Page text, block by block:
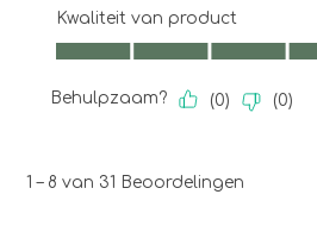
Kwaliteit van product
Kwaliteit van product, 4.0 van 5
Behulpzaam? (0) (0)
1 – 8 van 31 Beoordelingen